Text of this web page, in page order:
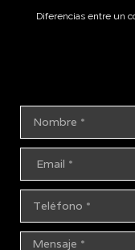
Diferencias entre un